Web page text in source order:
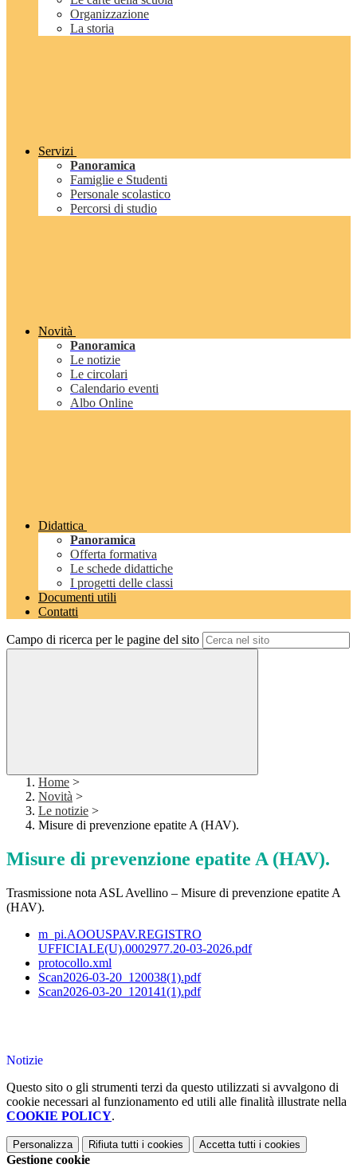
Organizzazione
La storia
Servizi
Panoramica
Famiglie e Studenti
Personale scolastico
Percorsi di studio
Novità
Panoramica
Le notizie
Le circolari
Calendario eventi
Albo Online
Didattica
Panoramica
Offerta formativa
Le schede didattiche
I progetti delle classi
Documenti utili
Contatti
Campo di ricerca per le pagine del sito
Home >
Novità >
Le notizie >
Misure di prevenzione epatite A (HAV).
Misure di prevenzione epatite A (HAV).
Trasmissione nota ASL Avellino – Misure di prevenzione epatite A
(HAV).
m_pi.AOOUSPAV.REGISTRO
UFFICIALE(U).0002977.20-03-2026.pdf
protocollo.xml
Scan2026-03-20_120038(1).pdf
Scan2026-03-20_120141(1).pdf
Notizie
Questo sito o gli strumenti terzi da questo utilizzati si avvalgono di
cookie necessari al funzionamento ed utili alle finalità illustrate nella
COOKIE POLICY.
Personalizza Rifiuta tutti i cookies Accetta tutti i cookies
Gestione cookie